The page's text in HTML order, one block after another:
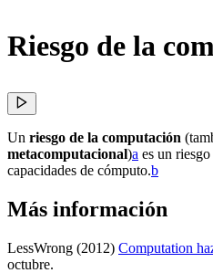
Riesgo de la
Un riesgo de la computación
metacomputacional)⁠a es un
capacidades de cómputo.⁠b
Más información
LessWrong (2012) Computation
octubre.